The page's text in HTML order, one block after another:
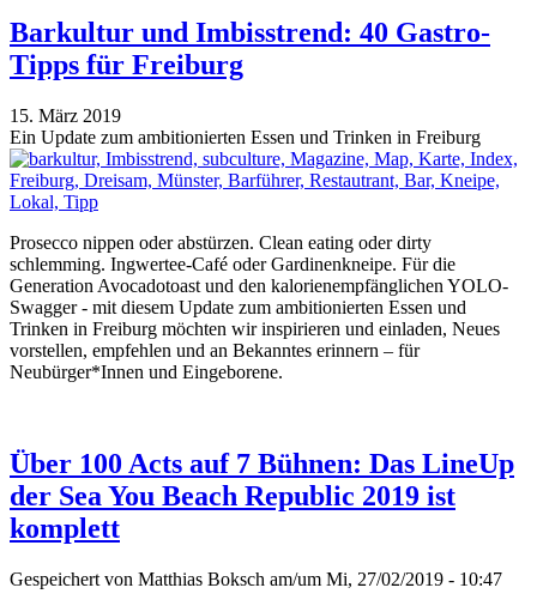
Barkultur und Imbisstrend: 40 Gastro-
Tipps für Freiburg
15. März 2019
Ein Update zum ambitionierten Essen und Trinken in Freiburg
Prosecco nippen oder abstürzen. Clean eating oder dirty
schlemming. Ingwertee-Café oder Gardinenkneipe. Für die
Generation Avocadotoast und den kalorienempfänglichen YOLO-
Swagger - mit diesem Update zum ambitionierten Essen und
Trinken in Freiburg möchten wir inspirieren und einladen, Neues
vorstellen, empfehlen und an Bekanntes erinnern – für
Neubürger*Innen und Eingeborene.
Über 100 Acts auf 7 Bühnen: Das LineUp
der Sea You Beach Republic 2019 ist
komplett
Gespeichert von Matthias Boksch am/um Mi, 27/02/2019 - 10:47